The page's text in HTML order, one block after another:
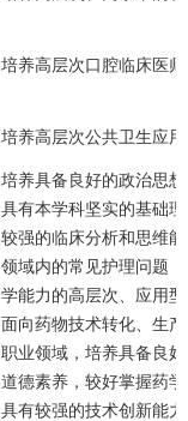
培养高层次口腔临床医师
培养高层次公共卫生应
培养具备良好的政治思
具有本学科坚实的基础
较强的临床分析和思维
领域内的常见护理问题
学能力的高层次、应用
面向药物技术转化、生
职业领域，培养具备良
道德素养，较好掌握药
具有较强的技术创新能